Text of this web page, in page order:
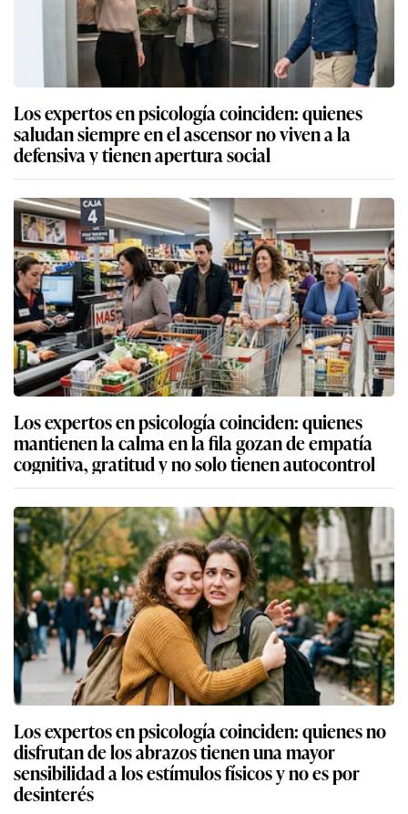
Los expertos en psicología coinciden: quienes
saludan siempre en el ascensor no viven a la
defensiva y tienen apertura social
Los expertos en psicología coinciden: quienes
mantienen la calma en la fila gozan de empatía
cognitiva, gratitud y no solo tienen autocontrol
Los expertos en psicología coinciden: quienes no
disfrutan de los abrazos tienen una mayor
sensibilidad a los estímulos físicos y no es por
desinterés